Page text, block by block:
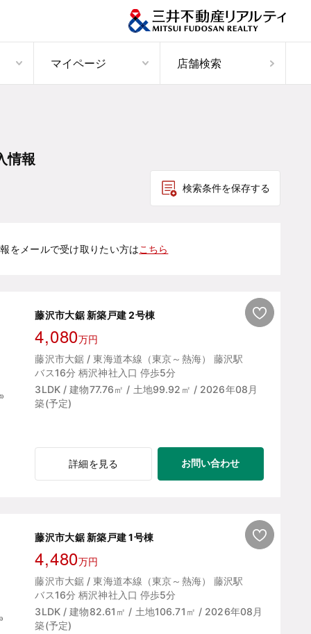
マイページ 店舗検索
情報
検索条件を保存する
をメールで受け取りたい方はこちら
藤沢市大鋸 新築戸建 2号棟
4,080万円
藤沢市大鋸 / 東海道本線（東京～熱海） 藤沢駅
バス16分 柄沢神社入口 停歩5分
3LDK / 建物77.76㎡ / 土地99.92㎡ / 2026年08月
築(予定)
詳細を見る お問い合わせ
藤沢市大鋸 新築戸建 1号棟
4,480万円
藤沢市大鋸 / 東海道本線（東京～熱海） 藤沢駅
バス16分 柄沢神社入口 停歩5分
3LDK / 建物82.61㎡ / 土地106.71㎡ / 2026年08月
築(予定)